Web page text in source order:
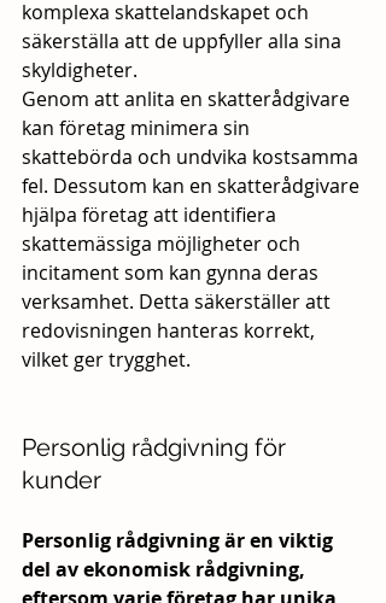
komplexa skattelandskapet och
säkerställa att de uppfyller alla sina
skyldigheter.
Genom att anlita en skatterådgivare
kan företag minimera sin
skattebörda och undvika kostsamma
fel. Dessutom kan en skatterådgivare
hjälpa företag att identifiera
skattemässiga möjligheter och
incitament som kan gynna deras
verksamhet. Detta säkerställer att
redovisningen hanteras korrekt,
vilket ger trygghet.
Personlig rådgivning för
kunder
Personlig rådgivning är en viktig
del av ekonomisk rådgivning,